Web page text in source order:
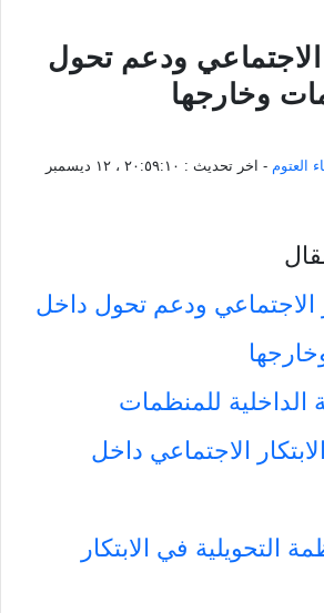
الاجتماعي ودعم تحول
وخارجها
العتوم - اخر تحديث :
٢٠:٥٩:١٠ ، ١٢ ديسمبر
الاجتماعي ودعم تحول داخل
الداخلية للمنظمات
الاجتماعي داخل
التحويلية في الابتكار